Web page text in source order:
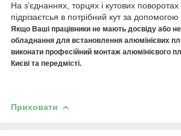
На з’єднаннях, торцях і кутових
підрізаєтсья в потрібний кут за
Якщо Ваші працівники не мають досвіду або
обладнання для встановлення алюмінієвих
виконати професійний монтаж алюмінієвого
Києві та передмісті.
Приховати